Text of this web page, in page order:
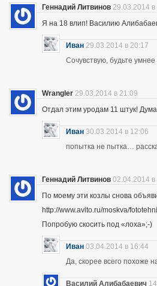
Геннадий Литвинов 29.03.2014 в
Я на 18 влип! Василию
Иван 29.03.2014 в 20:17
Сочувствую, будьте
Wrangler 29.03.2014 в 21:09
Отдал этим уродам 11 штук!
Иван 30.03.2014 в 12:06
попытка не пытка…
Геннадий Литвинов 02.04.2014 в
По моему эти козлы снова
http://www.avito.ru/moskva/
Попробую скосить под «лоха»;-)
Иван 03.04.2014 в 16:44
Да, скорее всего похоже
Василий Алибабаевич